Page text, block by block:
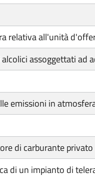
relativa all'unità
assoggettati ad
emissioni in
di carburante privato
di un impianto di